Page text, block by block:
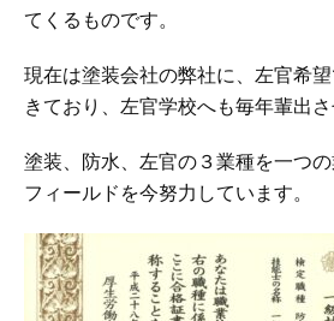
てくるものです。
現在は塗装会社の弊社に、左官希
きており、左官学校へも毎年輩出さ
塗装、防水、左官の３業種を一つ
フィールドを今努力しています。